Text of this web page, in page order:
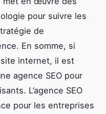
pour suivre les
de
En somme, si
internet, il est
agence SEO pour
L’agence SEO
pour les entreprises